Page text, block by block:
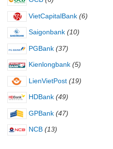
VietCapitalBank (6)
Saigonbank (10)
PGBank (37)
Kienlongbank (5)
LienVietPost (19)
HDBank (49)
GPBank (47)
NCB (13)